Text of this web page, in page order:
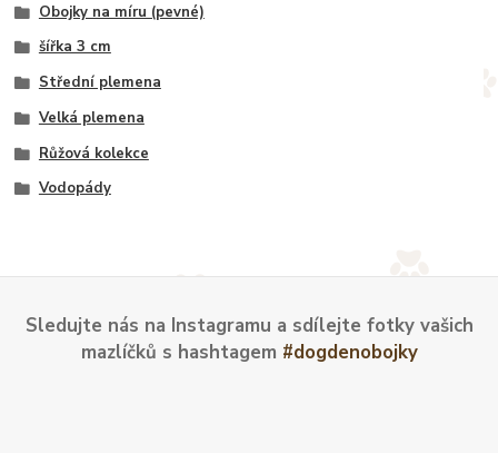
Obojky na míru (pevné)
šířka 3 cm
Střední plemena
Velká plemena
Růžová kolekce
Vodopády
Sledujte nás na Instagramu a sdílejte fotky vašich
mazlíčků s hashtagem #dogdenobojky